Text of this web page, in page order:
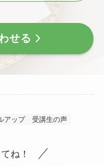
せる
アップ 受講生の声
ね！